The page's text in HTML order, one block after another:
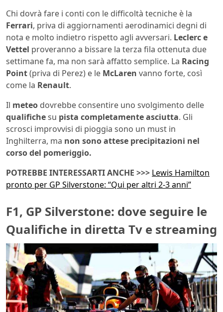
Chi dovrà fare i conti con le difficoltà tecniche è la
Ferrari, priva di aggiornamenti aerodinamici degni di
nota e molto indietro rispetto agli avversari. Leclerc e
Vettel proveranno a bissare la terza fila ottenuta due
settimane fa, ma non sarà affatto semplice. La Racing
Point(priva di Perez) e le McLaren vanno forte, così
come la Renault.
Il meteo dovrebbe consentire uno svolgimento delle
qualifichesu pista completamente asciutta. Gli
scrosci improvvisi di pioggia sono un must in
Inghilterra, ma non sono attese precipitazioni nel
corso del pomeriggio.
POTREBBE INTERESSARTI ANCHE >>> Lewis Hamilton
pronto per GP Silverstone: “Qui per altri 2-3 anni”
F1, GP Silverstone: dove seguire le
Qualifiche in diretta Tv e streaming